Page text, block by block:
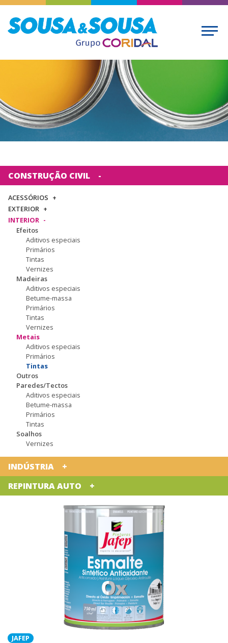
CONSTRUÇÃO CIVIL
ACESSÓRIOS
EXTERIOR
INTERIOR
Efeitos
Aditivos especiais
Primários
Tintas
Vernizes
Madeiras
Aditivos especiais
Betume-massa
Primários
Tintas
Vernizes
Metais
Aditivos especiais
Primários
Tintas
Outros
Paredes/Tectos
Aditivos especiais
Betume-massa
Primários
Tintas
Soalhos
Vernizes
INDÚSTRIA
REPINTURA AUTO
JAFEP